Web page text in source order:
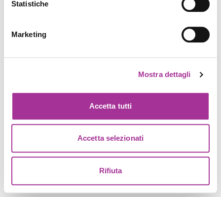
Statistiche
Marketing
Mostra dettagli
Accetta tutti
Accetta selezionati
Rifiuta